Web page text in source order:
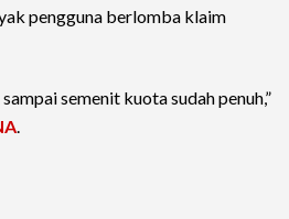
pengguna berlomba klaim
semenit kuota sudah penuh,”
.